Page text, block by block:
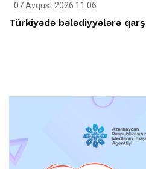
07 Avqust 2026 11:06
Türkiyədə bələdiyyələrə